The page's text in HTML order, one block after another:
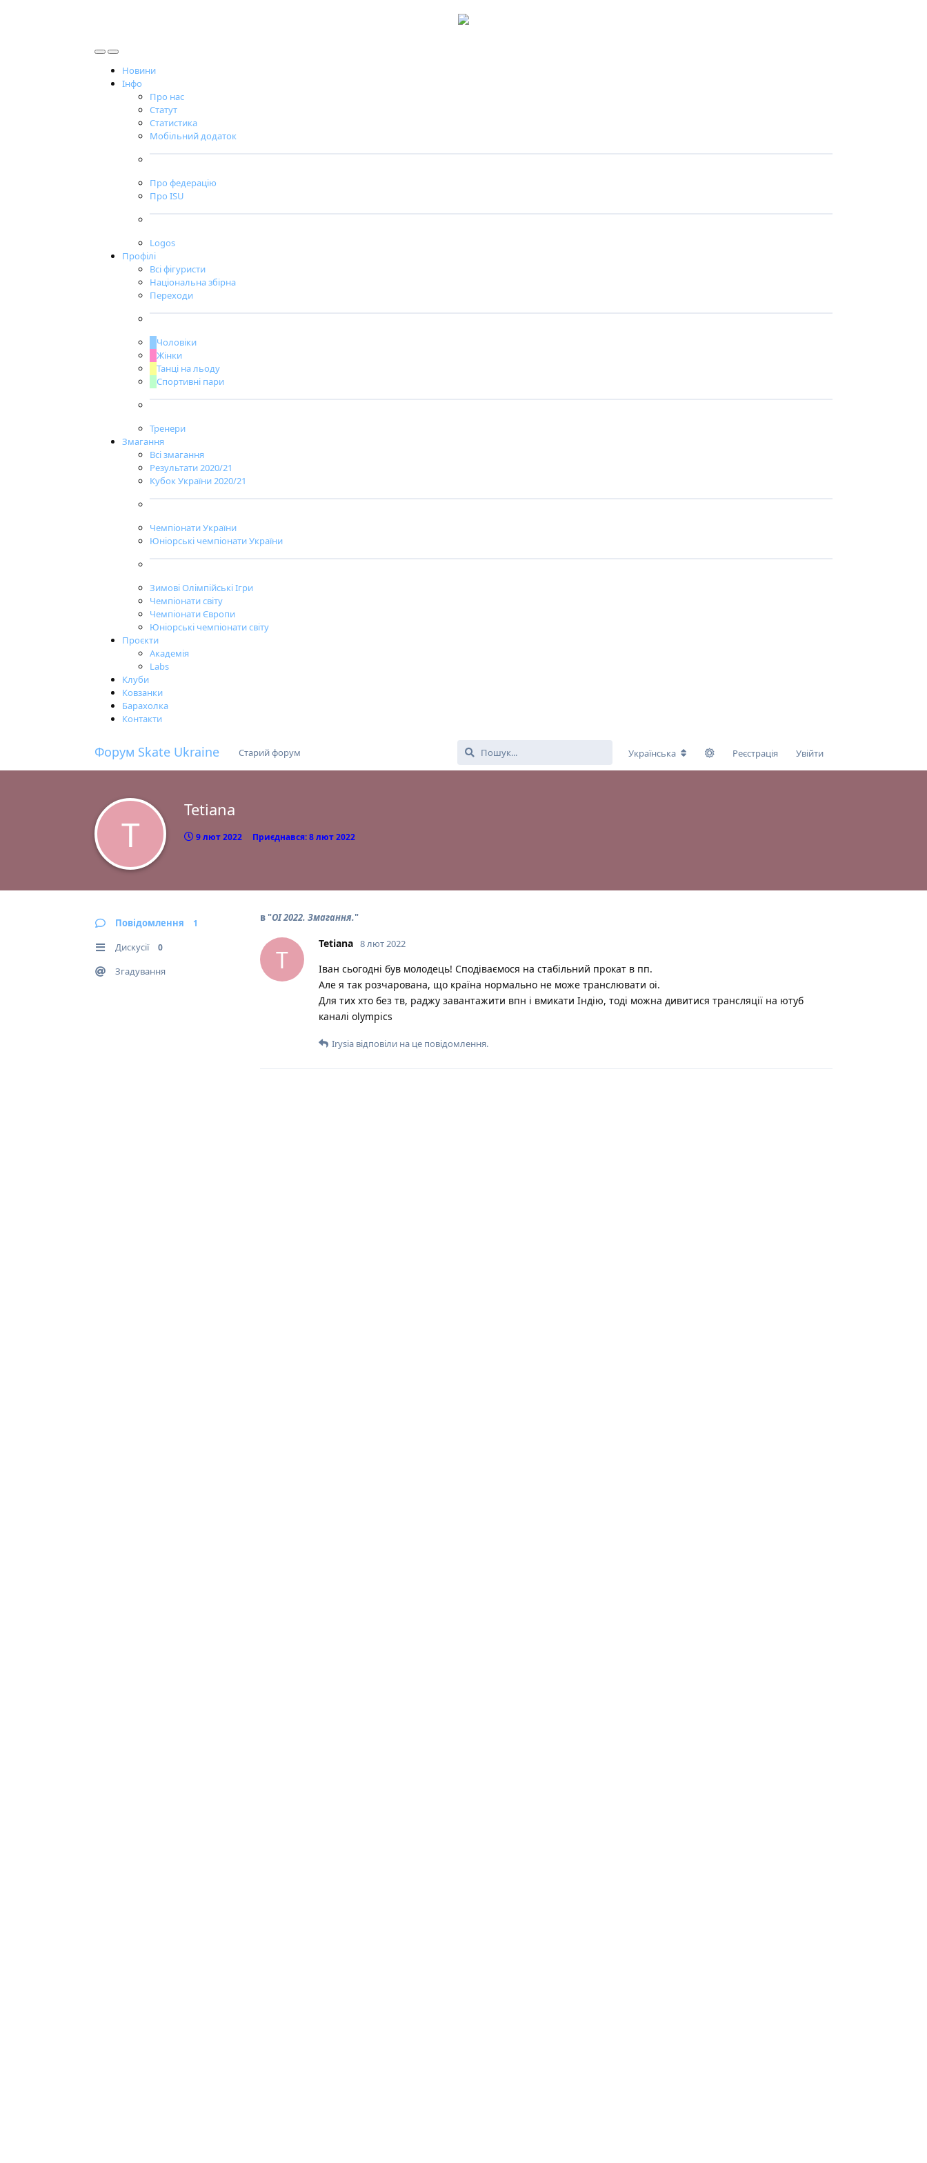
Новини
Інфо
Про нас
Статут
Статистика
Мобільний додаток
Про федерацію
Про ISU
Logos
Профілі
Всі фігуристи
Національна збірна
Переходи
Чоловіки
Жінки
Танці на льоду
Спортивні пари
Тренери
Змагання
Всі змагання
Результати 2020/21
Кубок України 2020/21
Чемпіонати України
Юніорські чемпіонати України
Зимові Олімпійські Ігри
Чемпіонати світу
Чемпіонати Європи
Юніорські чемпіонати світу
Проєкти
Академія
Labs
Клуби
Ковзанки
Барахолка
Контакти
Форум Skate Ukraine Старий форум Українська Реєстрація Увійти
T
Tetiana
9 лют 2022 Приєднався:8 лют 2022
Повідомлення 1
Дискусії 0
Згадування
в "ОІ 2022. Змагання."
T
Tetiana 8 лют 2022
Іван сьогодні був молодець! Сподіваємося на стабільний прокат в пп.
Але я так розчарована, що країна нормально не може транслювати оі.
Для тих хто без тв, раджу завантажити впн і вмикати Індію, тоді можна дивитися трансляції на ютуб
каналі olympics
Irysia відповіли на це повідомлення.